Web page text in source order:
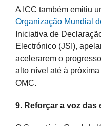
A ICC também emitiu
Organização Mundial
Iniciativa de
Electrónico (JSI),
acelerarem o
alto nível até à
OMC.
9. Reforçar a voz das